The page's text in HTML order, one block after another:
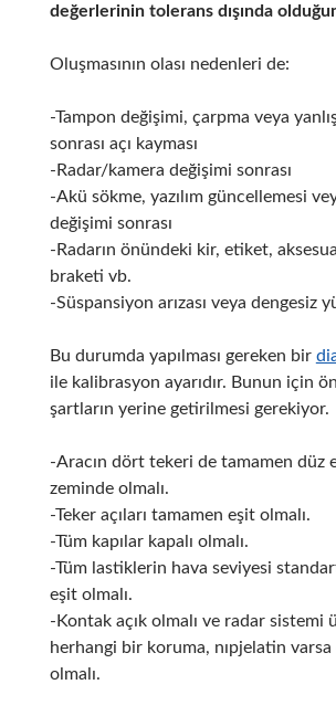
değerlerinin tolerans dışında
Oluşmasının olası nedenleri de:
-Tampon değişimi, çarpma veya
sonrası açı kayması
-Radar/kamera değişimi sonrası
-Akü sökme, yazılım güncellemesi
değişimi sonrası
-Radarın önündeki kir, etiket,
braketi vb.
-Süspansiyon arızası veya dengesiz
Bu durumda yapılması gereken bir
ile kalibrasyon ayarıdır. Bunun için
şartların yerine getirilmesi gerekiyor.
-Aracın dört tekeri de tamamen düz
zeminde olmalı.
-Teker açıları tamamen eşit olmalı.
-Tüm kapılar kapalı olmalı.
-Tüm lastiklerin hava seviyesi
eşit olmalı.
-Kontak açık olmalı ve radar sistemi
herhangi bir koruma, nıpjelatin varsa
olmalı.